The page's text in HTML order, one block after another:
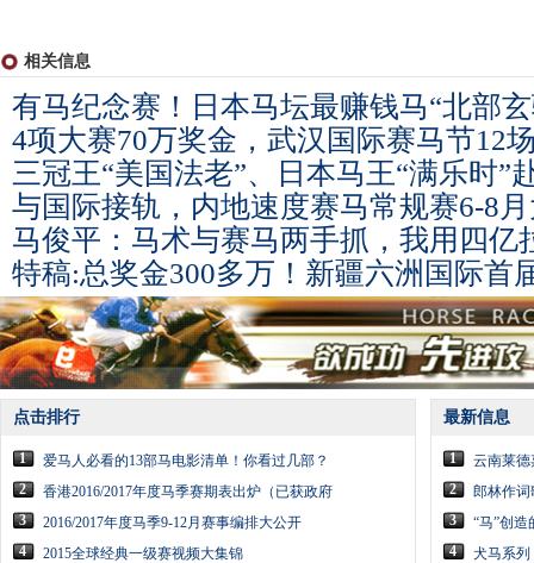
相关信息
有马纪念赛！日本马坛最赚钱马“北部
4项大赛70万奖金，武汉国际赛马节12
三冠王“美国法老”、日本马王“满乐时”
与国际接轨，内地速度赛马常规赛6-8
马俊平：马术与赛马两手抓，我用四亿
特稿:总奖金300多万！新疆六洲国际首
点击排行
1
爱马人必看的13部马电影清单！你看过几部？
2
香港2016/2017年度马季赛期表出炉（已获政府
3
2016/2017年度马季9-12月赛事编排大公开
4
2015全球经典一级赛视频大集锦
最新信息
1
云南莱德
2
郎林作词
3
“马”创
4
犬马系列